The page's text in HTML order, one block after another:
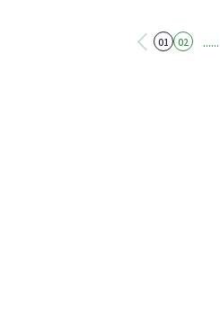
會今天舉辦座談會，邀請台大
01 02 ......